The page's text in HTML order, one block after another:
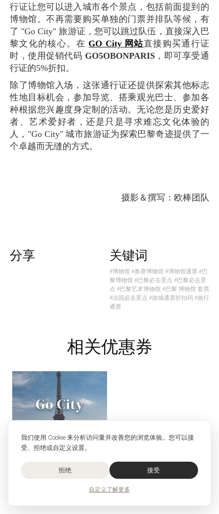
我们使用 Cookie 来分析访问量并改善您的浏览体验。您可以接
受、拒绝或自定义设置。
拒绝 接受
自定义 了解更多
行证让您可以进入城市各个景点，包括前面提到的
博物馆。不再需要购买单独的门票并排队等候，有
了 "Go City" 旅游证，您可以跳过队伍，直接深入巴
黎文化的核心。在 GO City 网站直接购买通行证
时，使用促销代码 GO5OBONPARIS，即可享受通
行证的5%折扣。
除了博物馆入场，这张通行证还提供探索其他标志
性地目标机会，参加导览、搭乘观光巴士、参加各
种根据您兴趣度身定制的活动。无论您是历史爱好
者、艺术爱好者，还是只是寻求难忘文化体验的
人，"Go City" 城市旅游证为探索巴黎奇迹提供了一
个卓越而无缝的方式。
摄影＆撰写：欧棒团队
分享 关键词
#博物馆 #奥赛博物馆 #博物馆通票 #巴
黎博物馆 #巴黎必去景点 #巴黎必去景
点 #巴黎艺术博物馆 #巴黎 博物馆 套票
#法国必去景点 #旅城通票折扣码 #旅行
通票
相关优惠券
相关文章